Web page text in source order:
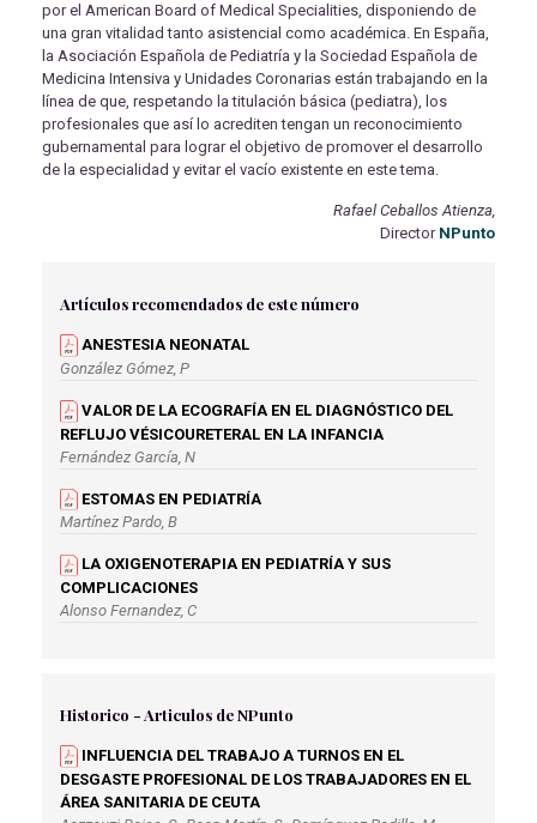
por el American Board of Medical Specialities, disponiendo de
una gran vitalidad tanto asistencial como académica. En España,
la Asociación Española de Pediatría y la Sociedad Española de
Medicina Intensiva y Unidades Coronarias están trabajando en la
línea de que, respetando la titulación básica (pediatra), los
profesionales que así lo acrediten tengan un reconocimiento
gubernamental para lograr el objetivo de promover el desarrollo
de la especialidad y evitar el vacío existente en este tema.
Rafael Ceballos Atienza,
Director NPunto
Artículos recomendados de este número
ANESTESIA NEONATAL
González Gómez, P
VALOR DE LA ECOGRAFÍA EN EL DIAGNÓSTICO DEL
REFLUJO VÉSICOURETERAL EN LA INFANCIA
Fernández García, N
ESTOMAS EN PEDIATRÍA
Martínez Pardo, B
LA OXIGENOTERAPIA EN PEDIATRÍA Y SUS
COMPLICACIONES
Alonso Fernandez, C
Historico - Articulos de NPunto
INFLUENCIA DEL TRABAJO A TURNOS EN EL
DESGASTE PROFESIONAL DE LOS TRABAJADORES EN EL
ÁREA SANITARIA DE CEUTA